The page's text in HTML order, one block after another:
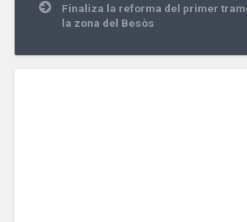
Finaliza la reforma del primer
la zona del Besòs